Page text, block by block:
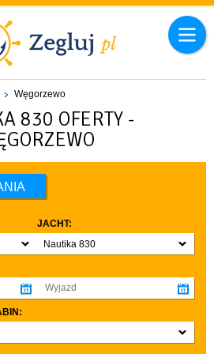
Węgorzewo
830 OFERTY -
JACHT:
Nautika 830